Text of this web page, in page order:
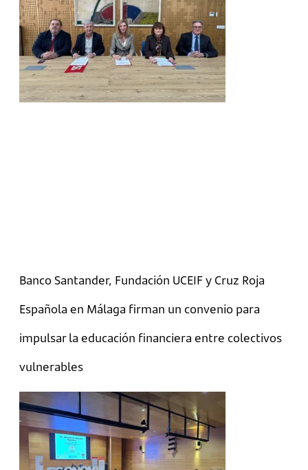
Banco Santander, Fundación UCEIF y Cruz Roja
Española en Málaga firman un convenio para
impulsar la educación financiera entre colectivos
vulnerables